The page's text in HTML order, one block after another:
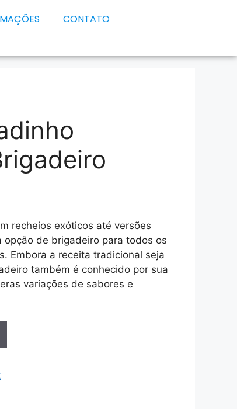
CONTATO
recheios exóticos até versões
opção de brigadeiro para todos os
Embora a receita tradicional seja
também é conhecido por sua
variações de sabores e